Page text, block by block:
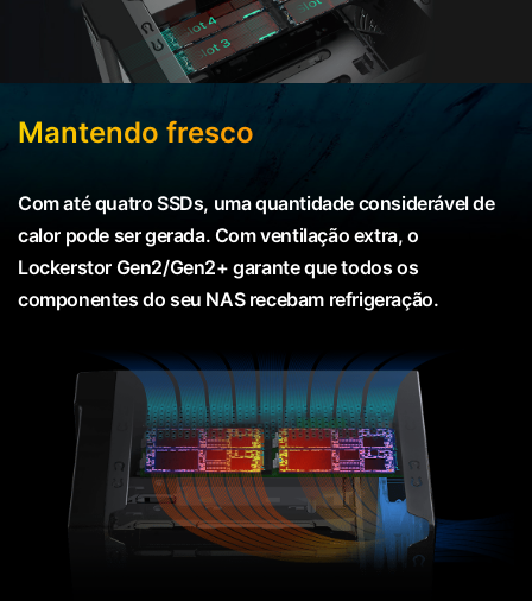
Mantendo fresco
Com até quatro SSDs, uma quantidade considerável de
calor pode ser gerada. Com ventilação extra, o
Lockerstor Gen2/Gen2+ garante que todos os
componentes do seu NAS recebam refrigeração.